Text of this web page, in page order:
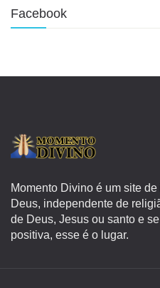
Facebook
Momento Divino é um site
Deus, independente de
de Deus, Jesus ou santo e
positiva, esse é o lugar.